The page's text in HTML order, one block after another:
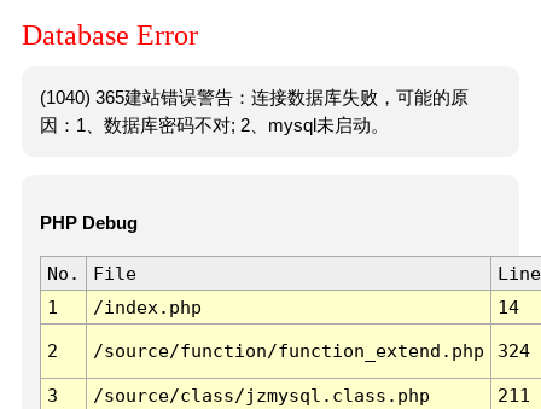
Database Error
(1040) 365建站错误警告：连接数据库失败，可能的原
因：1、数据库密码不对; 2、mysql未启动。
PHP Debug
No. File
Line
1
/index.php 14
2 /source/function/function_extend.php 324
3 /source/class/jzmysql.class.php
211